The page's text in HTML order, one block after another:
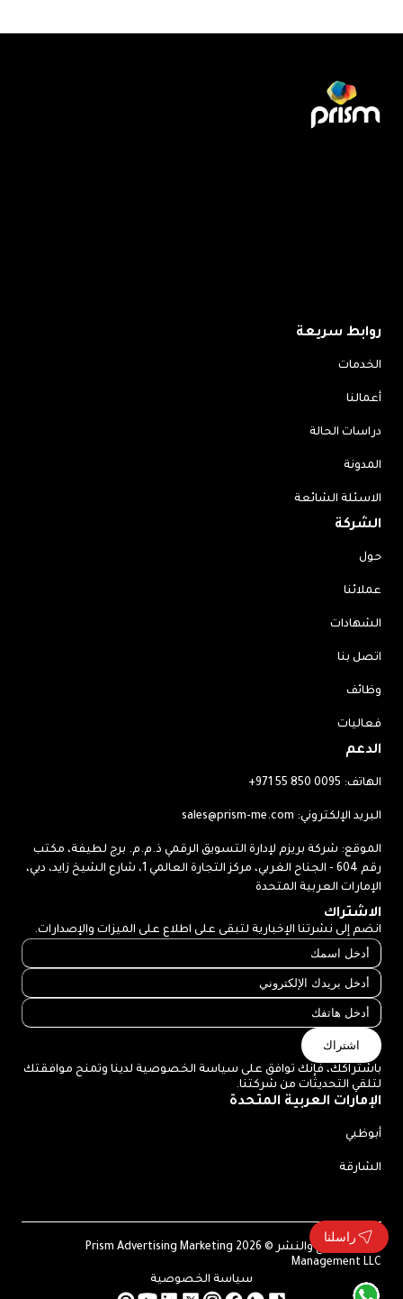
روابط سريعة
الخدمات
أعمالنا
دراسات الحالة
المدونة
الاسئلة الشائعة
الشركة
حول
عملائنا
الشهادات
اتصل بنا
وظائف
فعاليات
الدعم
الهاتف: +971 55 850 0095
البريد الإلكتروني: sales@prism-me.com
الموقع: شركة بريزم لإدارة التسويق الرقمي ذ.م.م. برج لطيفة، مكتب
رقم 604 - الجناح الغربي، مركز التجارة العالمي 1، شارع الشيخ زايد، دبي،
الإمارات العربية المتحدة
الاشتراك
انضم إلى نشرتنا الإخبارية لتبقى على اطلاع على الميزات والإصدارات.
اشتراك
باشتراكك، فإنك توافق على سياسة الخصوصية لدينا وتمنح موافقتك
لتلقي التحديثات من شركتنا.
الإمارات العربية المتحدة
أبوظبي
الشارقة
حقوق الطبع والنشر © 2026 Prism Advertising Marketing
Management LLC
سياسة الخصوصية
راسلنا